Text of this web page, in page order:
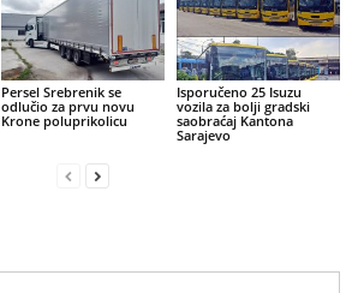
Persel Srebrenik se
odlučio za prvu novu
Krone poluprikolicu
Isporučeno 25 Isuzu
vozila za bolji gradski
saobraćaj Kantona
Sarajevo